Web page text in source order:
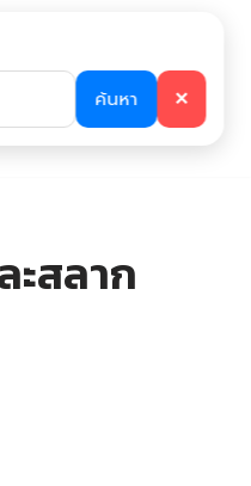
ค้นหา ✕
ะสลาก